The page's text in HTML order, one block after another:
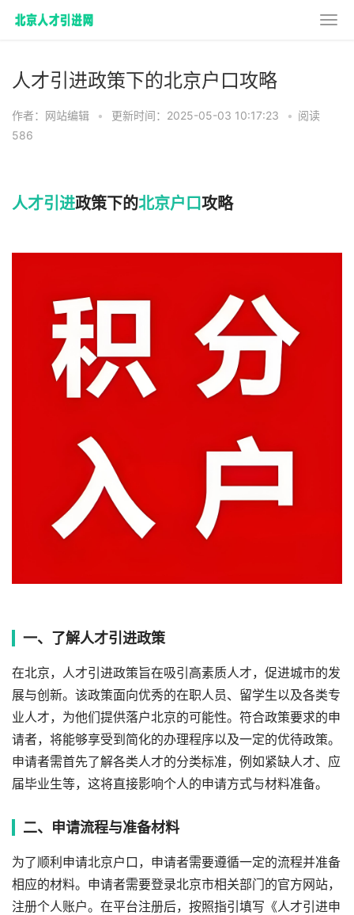
人才引进政策下的北京户口攻略
作者：网站编辑 • 更新时间：2025-05-03 10:17:23 • 阅读
586
人才引进政策下的北京户口攻略
一、了解人才引进政策
在北京，人才引进政策旨在吸引高素质人才，促进城市的发
展与创新。该政策面向优秀的在职人员、留学生以及各类专
业人才，为他们提供落户北京的可能性。符合政策要求的申
请者，将能够享受到简化的办理程序以及一定的优待政策。
申请者需首先了解各类人才的分类标准，例如紧缺人才、应
届毕业生等，这将直接影响个人的申请方式与材料准备。
二、申请流程与准备材料
为了顺利申请北京户口，申请者需要遵循一定的流程并准备
相应的材料。申请者需要登录北京市相关部门的官方网站，
注册个人账户。在平台注册后，按照指引填写《人才引进申